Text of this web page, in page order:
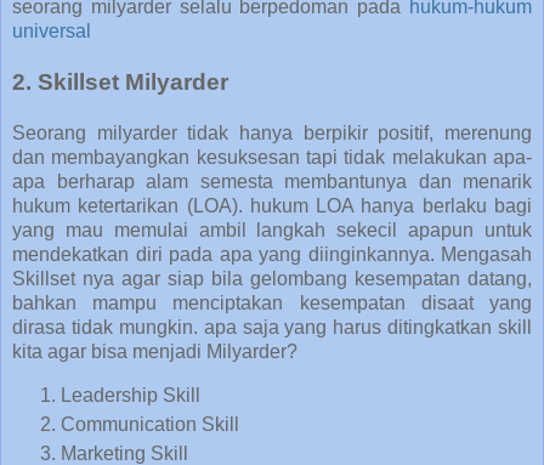
seorang milyarder selalu berpedoman pada hukum-hukum
universal
2. Skillset Milyarder
Seorang milyarder tidak hanya berpikir positif, merenung
dan membayangkan kesuksesan tapi tidak melakukan apa-
apa berharap alam semesta membantunya dan menarik
hukum ketertarikan (LOA). hukum LOA hanya berlaku bagi
yang mau memulai ambil langkah sekecil apapun untuk
mendekatkan diri pada apa yang diinginkannya. Mengasah
Skillset nya agar siap bila gelombang kesempatan datang,
bahkan mampu menciptakan kesempatan disaat yang
dirasa tidak mungkin. apa saja yang harus ditingkatkan skill
kita agar bisa menjadi Milyarder?
Leadership Skill
Communication Skill
Marketing Skill